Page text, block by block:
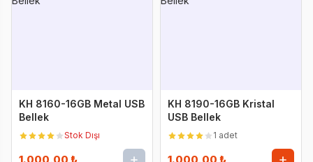
KH 8160-16GB Metal USB
Bellek
Stok Dışı
KH 8190-16GB Kristal
USB Bellek
1 adet